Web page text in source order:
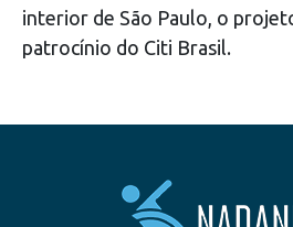
interior de São Paulo, o
patrocínio do Citi Brasil.